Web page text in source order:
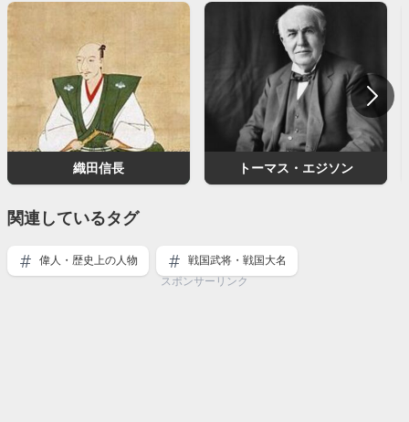
織田信長 トーマス・エジソン
関連しているタグ
偉人・歴史上の人物
戦国武将・戦国大名
スポンサーリンク